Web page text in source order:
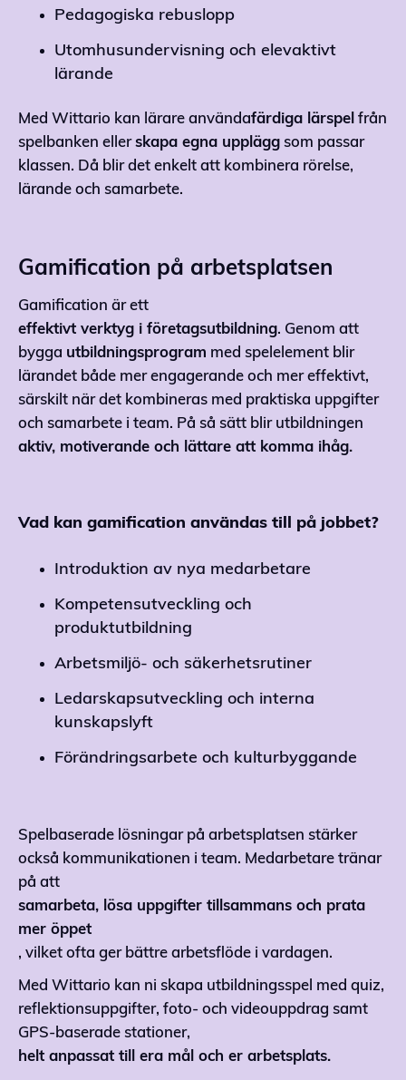
Pedagogiska rebuslopp
Utomhusundervisning och elevaktivt
lärande
Med Wittario kan lärare användafärdiga lärspel från
spelbanken ellerskapa egna upplägg som passar
klassen. Då blir det enkelt att kombinera rörelse,
lärande och samarbete.
Gamification på arbetsplatsen
Gamification är ett
effektivt verktyg i företagsutbildning. Genom att
bygga utbildningsprogram med spelelement blir
lärandet både mer engagerande och mer effektivt,
särskilt när det kombineras med praktiska uppgifter
och samarbete i team. På så sätt blir utbildningen
aktiv, motiverande och lättare att komma ihåg.
Vad kan gamification användas till på jobbet?
Introduktion av nya medarbetare
Kompetensutveckling och
produktutbildning
Arbetsmiljö- och säkerhetsrutiner
Ledarskapsutveckling och interna
kunskapslyft
Förändringsarbete och kulturbyggande
Spelbaserade lösningar på arbetsplatsen stärker
också kommunikationen i team. Medarbetare tränar
på att
samarbeta, lösa uppgifter tillsammans och prata
mer öppet
, vilket ofta ger bättre arbetsflöde i vardagen.
Med Wittario kan ni skapa utbildningsspel med quiz,
reflektionsuppgifter, foto- och videouppdrag samt
GPS-baserade stationer,
helt anpassat till era mål och er arbetsplats.